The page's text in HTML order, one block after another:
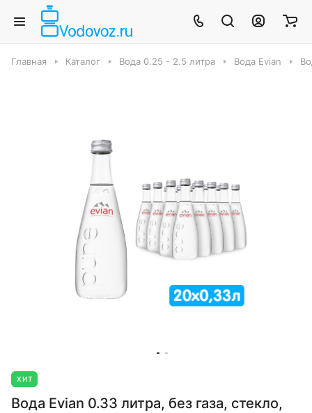
Главная Каталог Вода 0.25 - 2.5 литра Вода Evian
ХИТ
Вода Evian 0.33 литра, без газа, стекло,